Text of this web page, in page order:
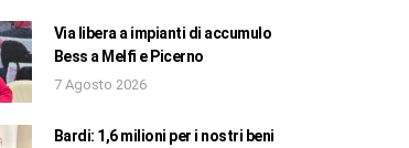
Via libera a impianti di accumulo
Bess a Melfi e Picerno
7 Agosto 2026
Bardi: 1,6 milioni per i nostri beni